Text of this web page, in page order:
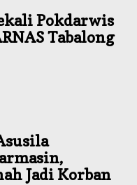
Pokdarwis
Tabalong
Jadi Korban